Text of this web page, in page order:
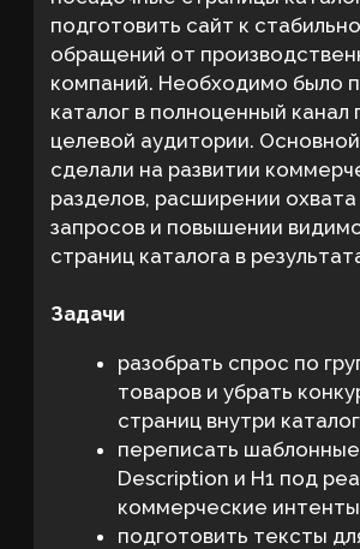
передавали данные поисковым
системам и выглядели аккуратнее
при шаринге
выстроить фундамент, на котором
можно масштабировать SEO сайта
поставщика промышленного
инструмента без хаотичных
доработок и постоянной
переделки структуры
У МЕНЯ ПОХОЖИЙ ПРОЕКТ
За 1 месяц мы не обещали клиенту
мгновенный рост лидов по всему
каталогу. Для такой ниши важнее
сначала выстроить логику продвижения,
убрать технические барьеры и усилить
Результат